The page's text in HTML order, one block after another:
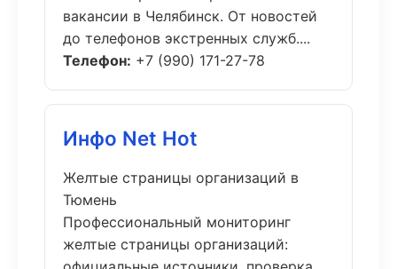
вакансии в Челябинск. От новостей
до телефонов экстренных служб....
Телефон: +7 (990) 171-27-78
Инфо Net Hot
Желтые страницы организаций в
Тюмень
Профессиональный мониторинг
желтые страницы организаций: